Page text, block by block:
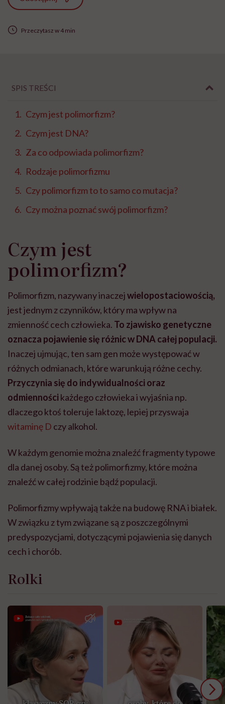
Przeczytasz w 4 min
SPIS TREŚCI
Czym jest polimorfizm?
Czym jest DNA?
Za co odpowiada polimorfizm?
Rodzaje polimorfizmu
Czy polimorfizm to to samo co mutacja?
Czy można poznać swój polimorfizm?
Czym jest
polimorfizm?
Polimorfizm, nazywany inaczejwielopostaciowością,
jest jednym z czynników, który ma wpływ na
zmienność cech człowieka. To zjawisko genetyczne
oznacza pojawienie się różnic w DNA całej populacji.
Inaczej ujmując, ten sam gen może występować w
różnych odmianach, które warunkują różne cechy.
Przyczynia się do indywidualności oraz
odmienności każdego człowieka i wyjaśnia np.
dlaczego ktoś toleruje laktozę, lepiej przyswaja
witaminę D czy alkohol.
W każdym genomie można znaleźć fragmenty typowe
dla danej osoby. Są też polimorfizmy, które można
znaleźćw całej rodzinie bądź populacji.
Polimorfizmy wpływają także na budowę RNA i białek.
W związku z tym związane są z poszczególnymi
predyspozycjami, dotyczącymi pojawienia się danych
cech i chorób.
Rolki